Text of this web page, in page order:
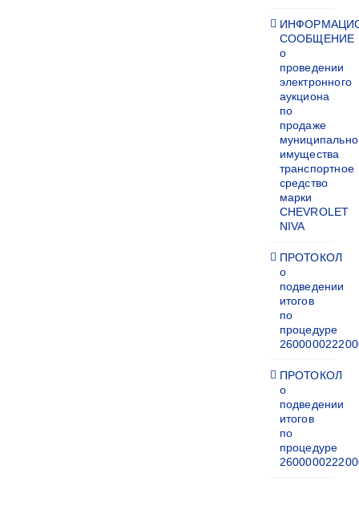
СООБЩЕНИЕ
о
проведении
электронного
аукциона
по
продаже
имущества
транспортное
средство
марки
CHEVROLET
NIVA
ПРОТОКОЛ
о
подведении
итогов
по
процедуре
ПРОТОКОЛ
о
подведении
итогов
по
процедуре